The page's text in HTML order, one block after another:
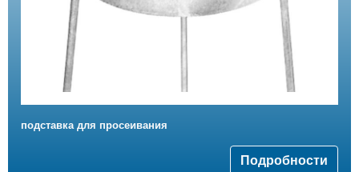
подставка для просеивания
Подробности